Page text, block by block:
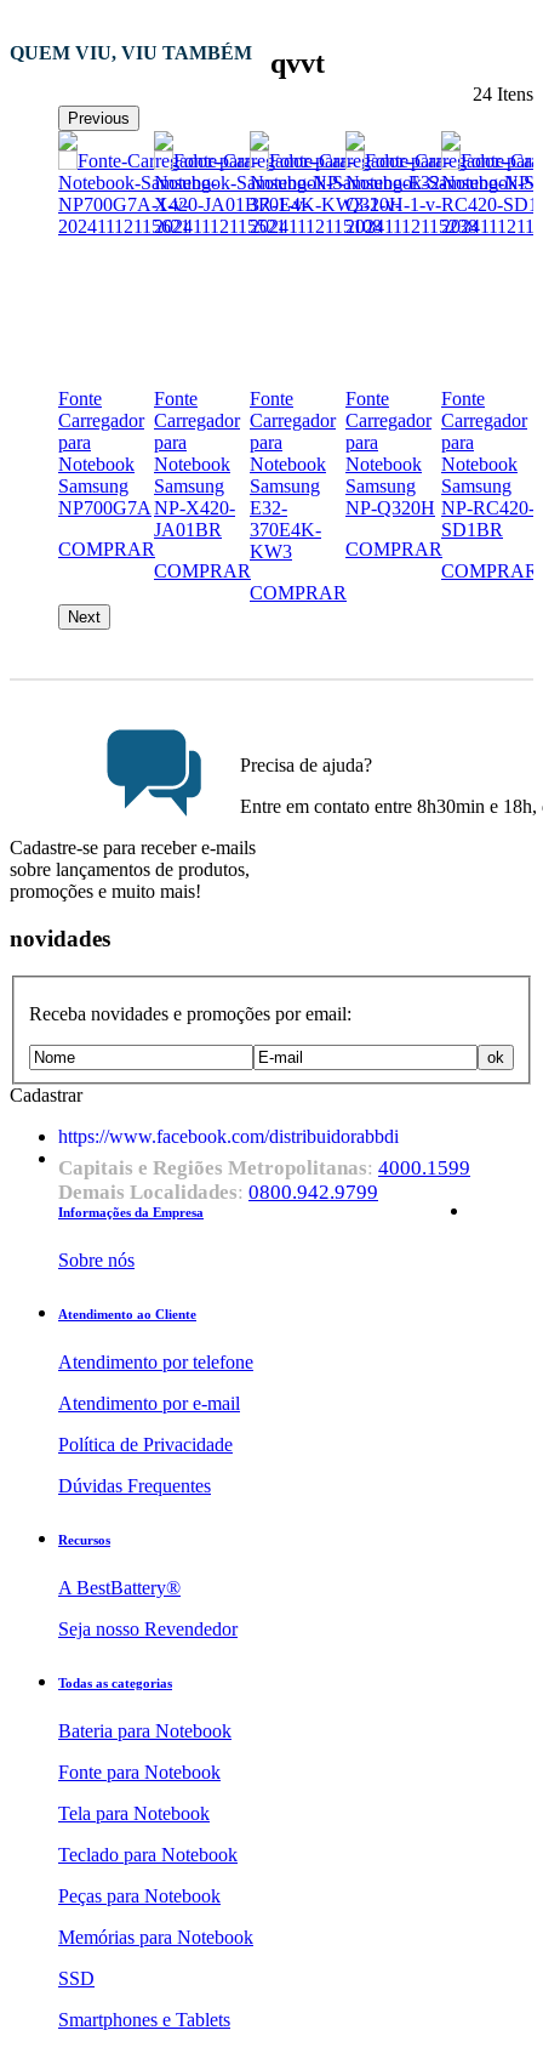
QUEM VIU, VIU TAMBÉM
24 Itens
qvvt
Previous
Fonte
Carregador
para
Notebook
Samsung
NP700G7A
COMPRAR
Fonte
Carregador
para
Notebook
Samsung
NP-X420-
JA01BR
COMPRAR
Fonte
Carregador
para
Notebook
Samsung
E32-
370E4K-
KW3
COMPRAR
Fonte
Carregador
para
Notebook
Samsung
NP-Q320H
COMPRAR
Fonte
Carregador
para
Notebook
Samsung
NP-RC420-
SD1BR
COMPRAR
Next
Precisa de ajuda?
Entre em contato entre 8h30min e 18h,
Cadastre-se para receber e-mails
sobre lançamentos de produtos,
promoções e muito mais!
novidades
Receba novidades e promoções por email:
Cadastrar
https://www.facebook.com/distribuidorabbdi
Capitais e Regiões Metropolitanas: 4000.1599
Demais Localidades: 0800.942.9799
Informações da Empresa
Sobre nós
Atendimento ao Cliente
Atendimento por telefone
Atendimento por e-mail
Política de Privacidade
Dúvidas Frequentes
Recursos
A BestBattery®
Seja nosso Revendedor
Todas as categorias
Bateria para Notebook
Fonte para Notebook
Tela para Notebook
Teclado para Notebook
Peças para Notebook
Memórias para Notebook
SSD
Smartphones e Tablets